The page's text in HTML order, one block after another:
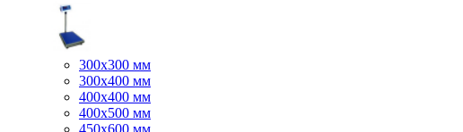
300х300 мм
300х400 мм
400х400 мм
400х500 мм
450х600 мм